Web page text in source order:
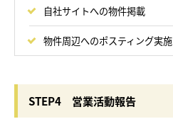
自社サイトへの物件掲載
物件周辺へのポスティング実施
STEP4 営業活動報告